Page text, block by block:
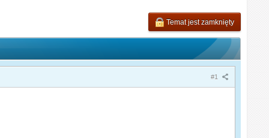
Temat jest zamknięty
#1